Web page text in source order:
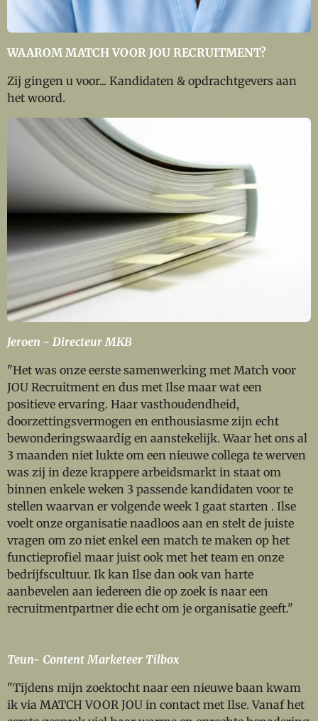
WAAROM MATCH VOOR JOU RECRUITMENT?
Zij gingen u voor... Kandidaten & opdrachtgevers aan
het woord.
Jeroen - Directeur MKB
"Het was onze eerste samenwerking met Match voor
JOU Recruitment en dus met Ilse maar wat een
positieve ervaring. Haar vasthoudendheid,
doorzettingsvermogen en enthousiasme zijn echt
bewonderingswaardig en aanstekelijk. Waar het ons al
3 maanden niet lukte om een nieuwe collega te werven
was zij in deze krappere arbeidsmarkt in staat om
binnen enkele weken 3 passende kandidaten voor te
stellen waarvan er volgende week 1 gaat starten . Ilse
voelt onze organisatie naadloos aan en stelt de juiste
vragen om zo niet enkel een match te maken op het
functieprofiel maar juist ook met het team en onze
bedrijfscultuur. Ik kan Ilse dan ook van harte
aanbevelen aan iedereen die op zoek is naar een
recruitmentpartner die echt om je organisatie geeft."
Teun- Content Marketeer Tilbox
"Tijdens mijn zoektocht naar een nieuwe baan kwam
ik via MATCH VOOR JOU in contact met Ilse. Vanaf het